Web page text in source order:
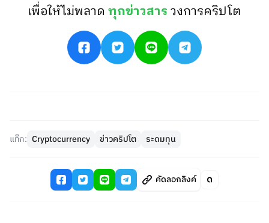
เพื่อให้ไม่พลาดทุกข่าวสารวงการคริปโต
แท็ก: Cryptocurrency ข่าวคริปโต ระดมทุน
คัดลอกลิงค์